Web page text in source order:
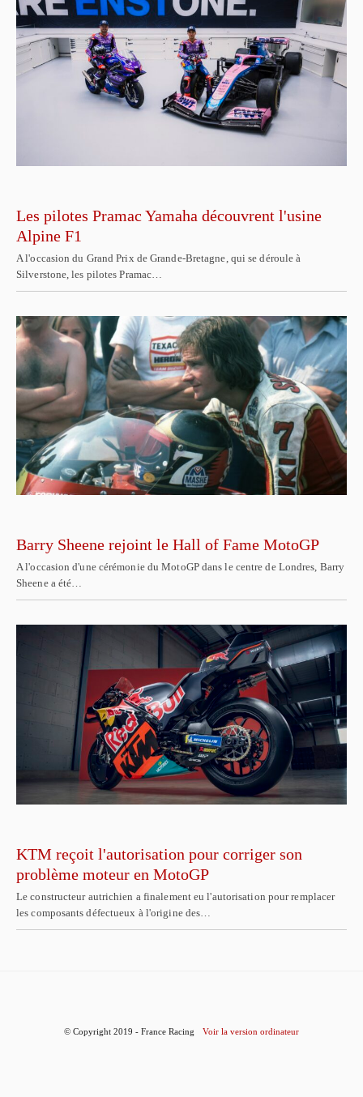
Les pilotes Pramac Yamaha découvrent l'usine
Alpine F1
A l'occasion du Grand Prix de Grande-Bretagne, qui se déroule à
Silverstone, les pilotes Pramac…
Barry Sheene rejoint le Hall of Fame MotoGP
A l'occasion d'une cérémonie du MotoGP dans le centre de Londres, Barry
Sheene a été…
KTM reçoit l'autorisation pour corriger son
problème moteur en MotoGP
Le constructeur autrichien a finalement eu l'autorisation pour remplacer
les composants défectueux à l'origine des…
© Copyright 2019 - France Racing Voir la version ordinateur